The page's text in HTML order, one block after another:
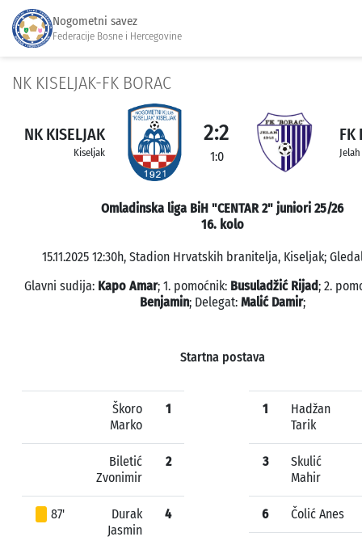
Nogometni savez
Federacije Bosne i Hercegovine
NK KISELJAK-FK BORAC
NK KISELJAK
Kiseljak
2:2
1:0
FK
Jelah
Omladinska liga BiH "CENTAR 2" juniori 25/26
16. kolo
15.11.2025 12:30h, Stadion Hrvatskih branitelja, Kiseljak;
Glavni sudija: Kapo Amar; 1. pomoćnik: Busuladžić Rijad; 2.
Benjamin; Delegat: Malić Damir;
Startna postava
Škoro
Marko
1
Biletić
Zvonimir
2
87'
Durak
Jasmin
4
1
Hadžan
Tarik
3
Skulić
Mahir
6 Čolić Anes